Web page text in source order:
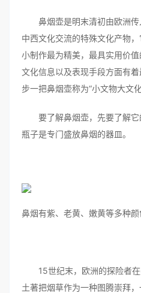
鼻烟壶是明末清初由欧洲传
中西文化交流的特殊文化产物
小制作最为精美，最具实用价值
文化信息以及表现手段方面有
步一把鼻烟壶称为“小文物大文
要了解鼻烟壶，先要了解它
瓶子是专门盛放鼻烟的器皿。
鼻烟有紫、老黄、嫩黄等多种颜
15世纪末，欧洲的探险者在
土著把烟草作为一种图腾崇拜